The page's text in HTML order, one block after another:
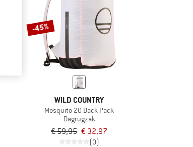
-45%
WILD COUNTRY
Mosquito 20 Back Pack
Dagrugzak
€ 59,95 € 32,97
(0)